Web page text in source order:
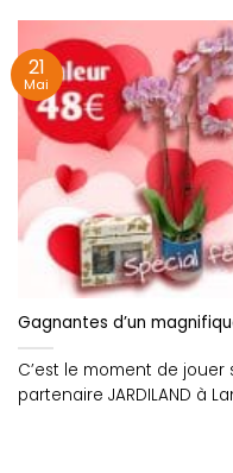
Gagnantes d’un
C’est le moment de jouer
partenaire JARDILAND à
21
Mai